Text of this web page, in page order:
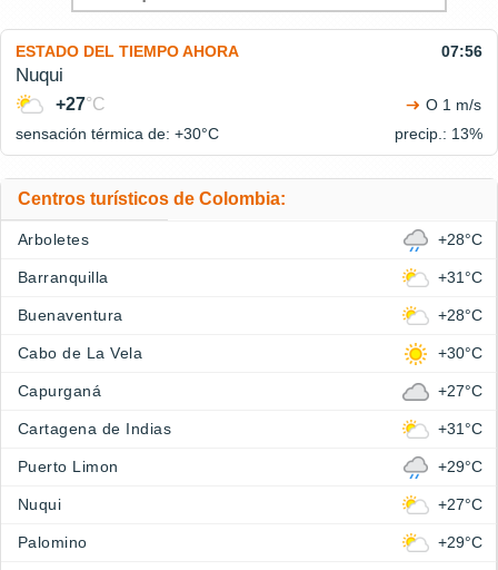
ESTADO DEL TIEMPO AHORA 07:56
Nuqui
+27°C
O 1 m/s
sensación térmica de: +30°C precip.: 13%
Centros turísticos de Colombia:
Arboletes +28°C
Barranquilla +31°C
Buenaventura +28°C
Cabo de La Vela +30°C
Capurganá +27°C
Cartagena de Indias +31°C
Puerto Limon +29°C
Nuqui +27°C
Palomino +29°C